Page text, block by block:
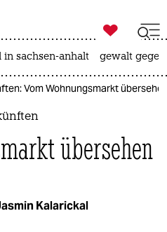
ich

taz zahl ich
in sachsen-anhalt gewalt
Vom Wohnungsmarkt
übersehen
Kalarickal